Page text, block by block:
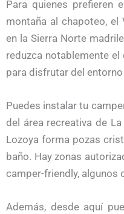
Para quienes prefieren
montaña al chapoteo, el
en la Sierra Norte
reduzca notablemente
para disfrutar del
Puedes instalar tu
del área recreativa de
Lozoya forma pozas
baño. Hay zonas
camper-friendly, algunos
Además, desde aquí